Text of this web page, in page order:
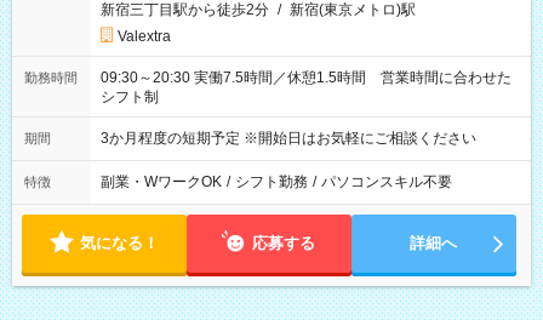
新宿三丁目駅から徒歩2分 / 新宿(東京メトロ)駅
Valextra
勤務時間
09:30～20:30 実働7.5時間／休憩1.5時間 営業時間に合わせた
シフト制
期間 3か月程度の短期予定 ※開始日はお気軽にご相談ください
特徴 副業・WワークOK / シフト勤務 / パソコンスキル不要
気になる！ 応募する 詳細へ